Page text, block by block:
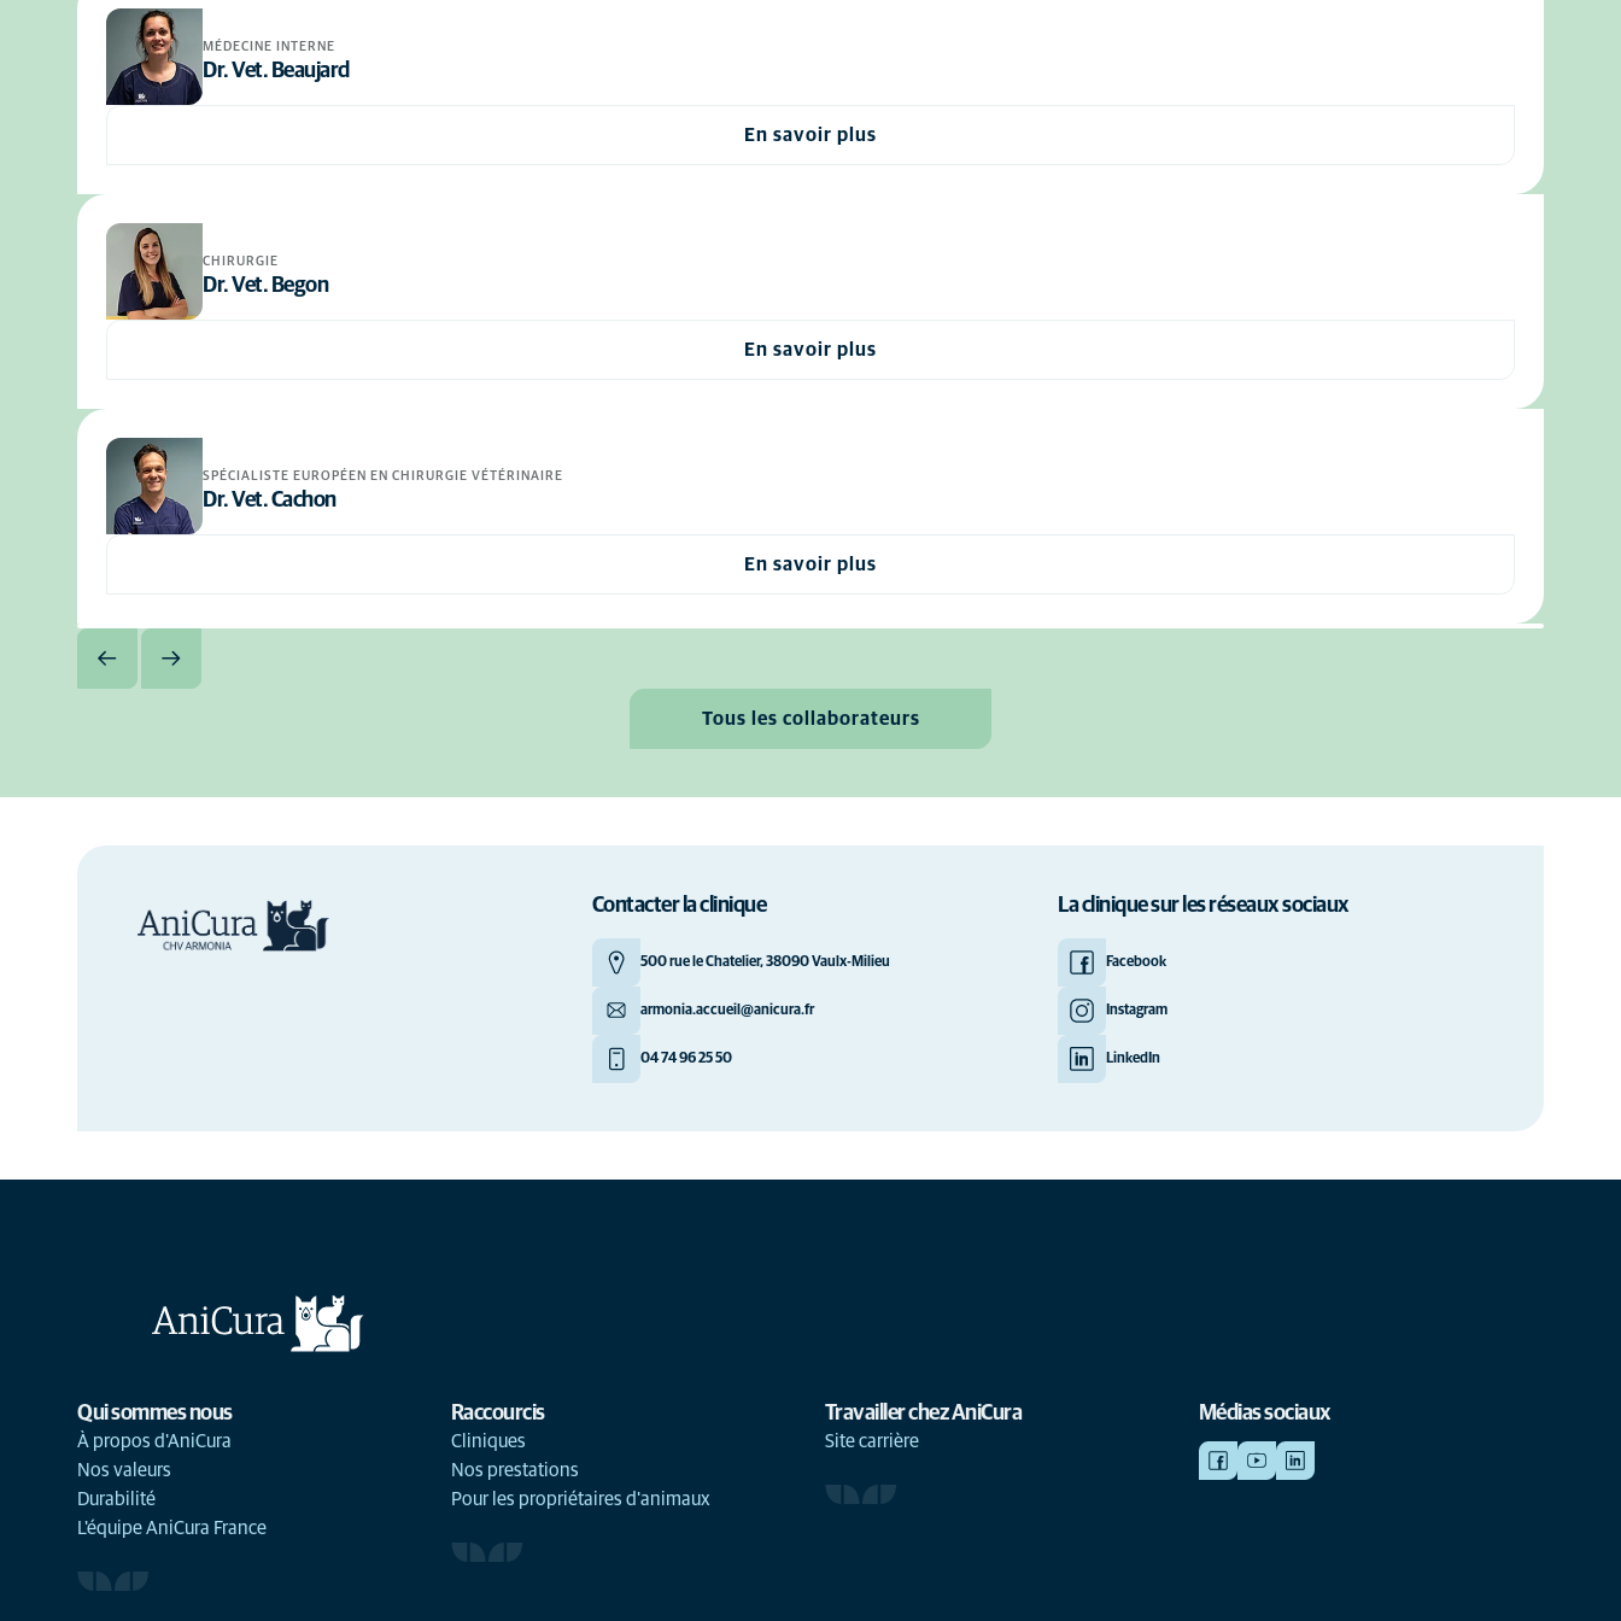
MÉDECINE INTERNE
Dr. Vet. Beaujard
En savoir plus
CHIRURGIE
Dr. Vet. Begon
En savoir plus
SPÉCIALISTE EUROPÉEN EN CHIRURGIE VÉTÉRINAIRE
Dr. Vet. Cachon
En savoir plus
Tous les collaborateurs
Contacter la clinique
500 rue le Chatelier, 38090 Vaulx-Milieu
armonia.accueil@anicura.fr
04 74 96 25 50
La clinique sur les réseaux sociaux
Facebook
Instagram
LinkedIn
Qui sommes nous
À propos d'AniCura
Nos valeurs
Durabilité
L'équipe AniCura France
Raccourcis
Cliniques
Nos prestations
Pour les propriétaires d'animaux
Travailler chez AniCura
Site carrière
Médias sociaux